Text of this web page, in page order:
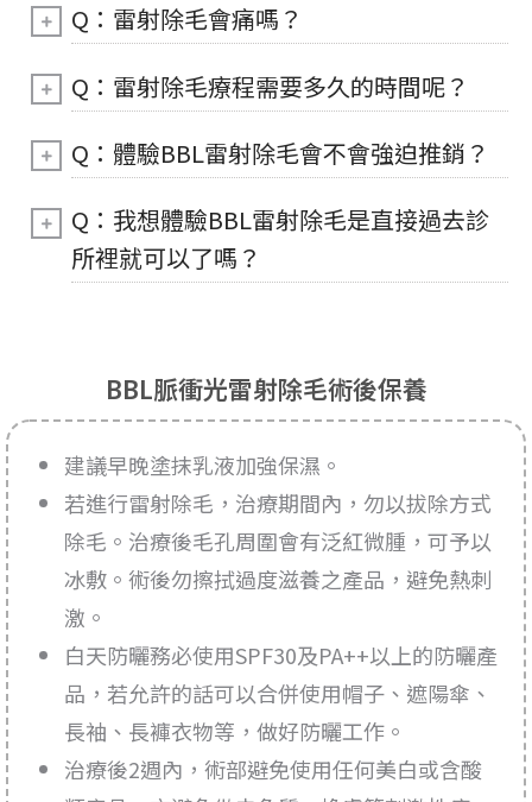
Q：雷射除毛會痛嗎？
Q：雷射除毛療程需要多久的時間呢？
Q：體驗BBL雷射除毛會不會強迫推銷？
Q：我想體驗BBL雷射除毛是直接過去診
所裡就可以了嗎？
BBL脈衝光雷射除毛術後保養
建議早晚塗抹乳液加強保濕。
若進行雷射除毛，治療期間內，勿以拔除方式
除毛。治療後毛孔周圍會有泛紅微腫，可予以
冰敷。術後勿擦拭過度滋養之產品，避免熱刺
激。
白天防曬務必使用SPF30及PA++以上的防曬產
品，若允許的話可以合併使用帽子、遮陽傘、
長袖、長褲衣物等，做好防曬工作。
治療後2週內，術部避免使用任何美白或含酸